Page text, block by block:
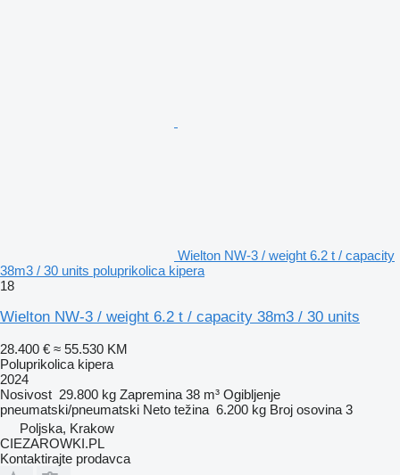
Wielton NW-3 / weight 6.2 t / capacity
38m3 / 30 units poluprikolica kipera
18
Wielton NW-3 / weight 6.2 t / capacity 38m3 / 30 units
28.400 € ≈ 55.530 KM
Poluprikolica kipera
2024
Nosivost 29.800 kg Zapremina 38 m³ Ogibljenje
pneumatski/pneumatski Neto težina 6.200 kg Broj osovina 3
Poljska, Krakow
CIEZAROWKI.PL
Kontaktirajte prodavca